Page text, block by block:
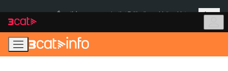
navegació
principal
contingut
Més